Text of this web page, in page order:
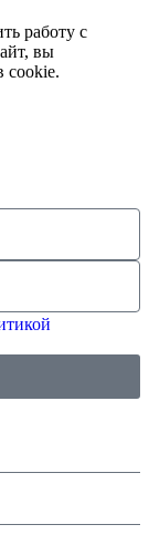
работу с
вы
cookie.